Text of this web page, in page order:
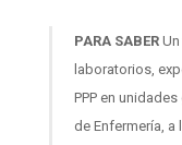
PARA SABER
laboratorios,
PPP en
de Enfermería,